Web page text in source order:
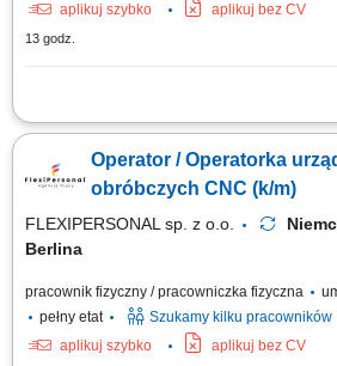
aplikuj szybko
aplikuj bez CV
13 godz.
Opis stanowiska: Bieżąca obsługa tokarek lub
produkcyjnych bez konieczności ich pisania;
materiału oraz ustawianie półfabrykatów w
Operator / Operatorka
obróbczych CNC (k/m)
FLEXIPERSONAL sp. z o.o.
Berlina
pracownik fizyczny / pracowniczka fizyczna
pełny etat
Szukamy kilku pracowników
aplikuj szybko
aplikuj bez CV